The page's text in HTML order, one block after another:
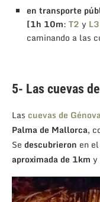
en transporte
[1h 10m: T2 y
caminando a las
5- Las cuevas
Las cuevas de
Palma de Mallorca,
Se descubrieron en
aproximada de 1km y